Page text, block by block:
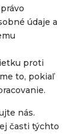
údaje a
proti
to, pokiaľ
nás.
časti týchto